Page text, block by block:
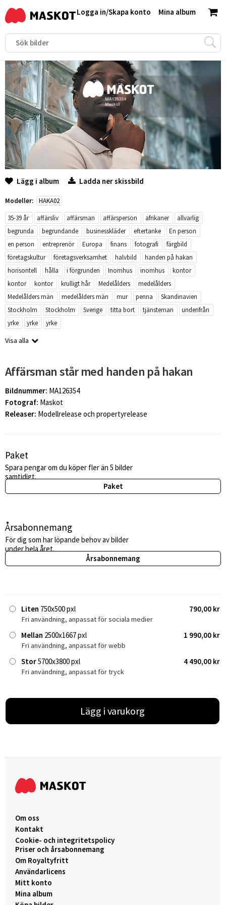
Mina album
Logga in/Skapa konto
Lägg i album Ladda ner skissbild
Modeller:
HAKA02
35-39 år
affärsliv affärsman affärsperson afrikaner
allvarlig
begrunda
begrundande businesskläder eftertanke
En person
en person
entreprenör Europa finans fotografi
färgbild
företagskultur
företagsverksamhet halvbild
handen på hakan
horisontell
hålla i förgrunden Inomhus inomhus
kontor
kontor
kontor krulligt hår Medelålders
medelålders
Medelålders män
medelålders män mur penna
Skandinavien
Stockholm
Stockholm Sverige titta bort tjänsteman
underifrån
yrke
yrke yrke
Visa alla
Affärsman står med handen på hakan
Bildnummer: MA126354
Fotograf: Maskot
Releaser: Modellrelease och propertyrelease
Paket
Spara pengar om du köper fler än 5 bilder
samtidigt.
Paket
Årsabonnemang
För dig som har löpande behov av bilder
under hela året.
Årsabonnemang
Liten 750x500 pxl 790,00 kr
Fri användning, anpassat för sociala medier
Mellan 2500x1667 pxl 1 990,00 kr
Fri användning, anpassat för webb
Stor5700x3800 pxl 4 490,00 kr
Fri användning, anpassat för tryck
Lägg i varukorg
Om oss
Kontakt
Cookie- och integritetspolicy
Priser och årsabonnemang
Om Royaltyfritt
Användarlicens
Mitt konto
Mina album